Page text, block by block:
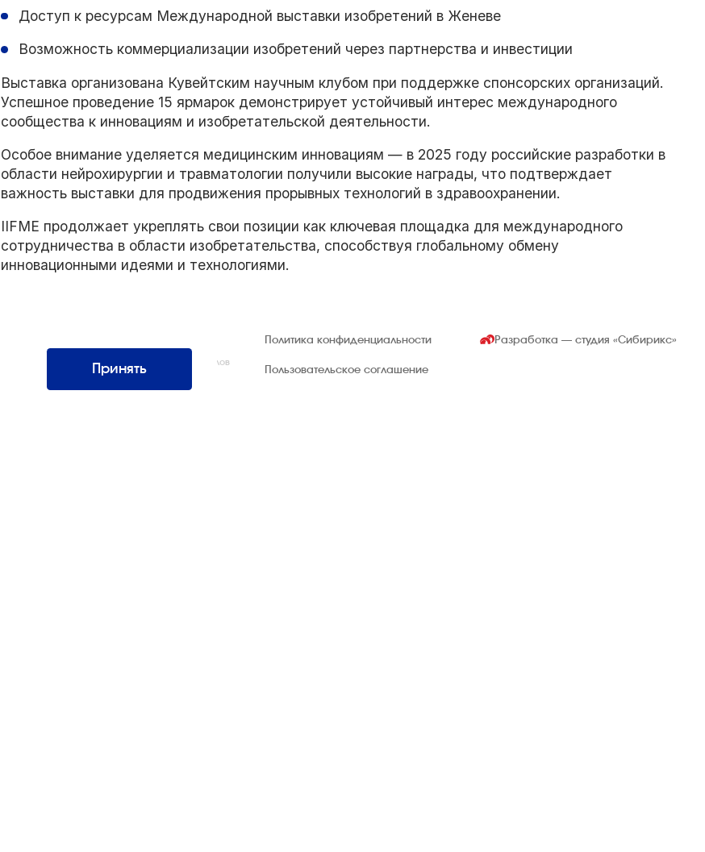
Доступ к ресурсам Международной выставки изобретений в Женеве
Возможность коммерциализации изобретений через партнерства и инвестиции
Выставка организована Кувейтским научным клубом при поддержке спонсорских организаций.
Успешное проведение 15 ярмарок демонстрирует устойчивый интерес международного
сообщества к инновациям и изобретательской деятельности.
Особое внимание уделяется медицинским инновациям — в 2025 году российские разработки в
области нейрохирургии и травматологии получили высокие награды, что подтверждает
важность выставки для продвижения прорывных технологий в здравоохранении.
IIFME продолжает укреплять свои позиции как ключевая площадка для международного
сотрудничества в области изобретательства, способствуя глобальному обмену
инновационными идеями и технологиями.
Интернэшнл»
Все права защищены. Использование материалов
возможно только со ссылкой на источник.
Политика конфиденциальности
Пользовательское соглашение
Разработка — студия«Сибирикс»
Принять